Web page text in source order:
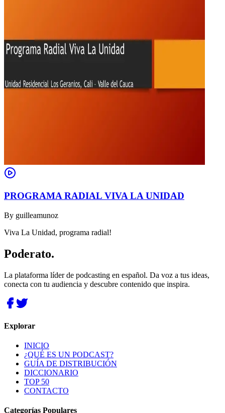
PROGRAMA RADIAL VIVA LA UNIDAD
By guilleamunoz
Viva La Unidad, programa radial!
Poderato.
La plataforma líder de podcasting en español. Da voz a tus ideas,
conecta con tu audiencia y descubre contenido que inspira.
Explorar
INICIO
¿QUÉ ES UN PODCAST?
GUÍA DE DISTRIBUCIÓN
DICCIONARIO
TOP 50
CONTACTO
Categorías Populares